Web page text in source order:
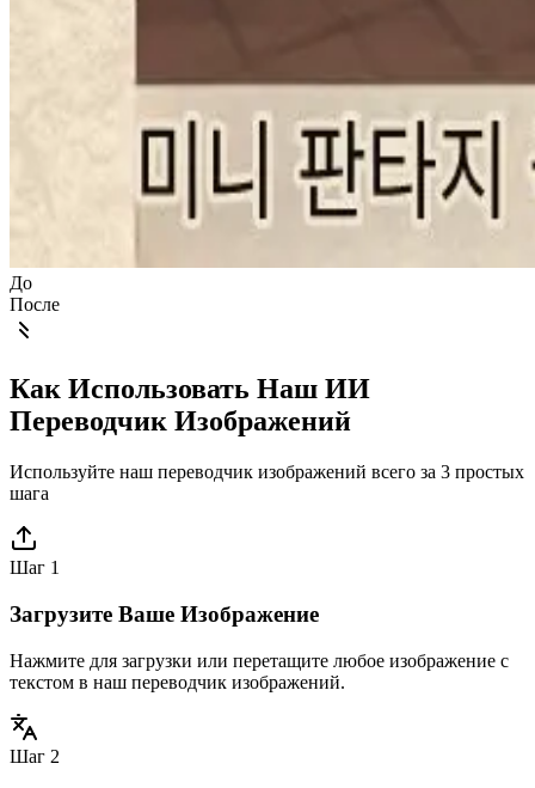
До
После
Как Использовать Наш ИИ
Переводчик Изображений
Используйте наш переводчик изображений всего за 3 простых
шага
Шаг 1
Загрузите Ваше Изображение
Нажмите для загрузки или перетащите любое изображение с
текстом в наш переводчик изображений.
Шаг 2